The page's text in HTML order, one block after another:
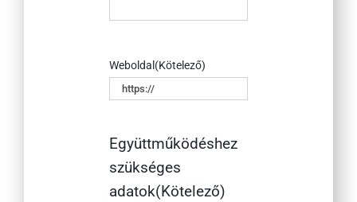
Weboldal (Kötelező)
Együttműködéshez
szükséges
adatok(Kötelező)